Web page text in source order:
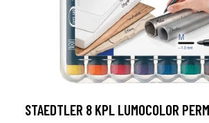
STAEDTLER 8 KPL LUMOCOLOR